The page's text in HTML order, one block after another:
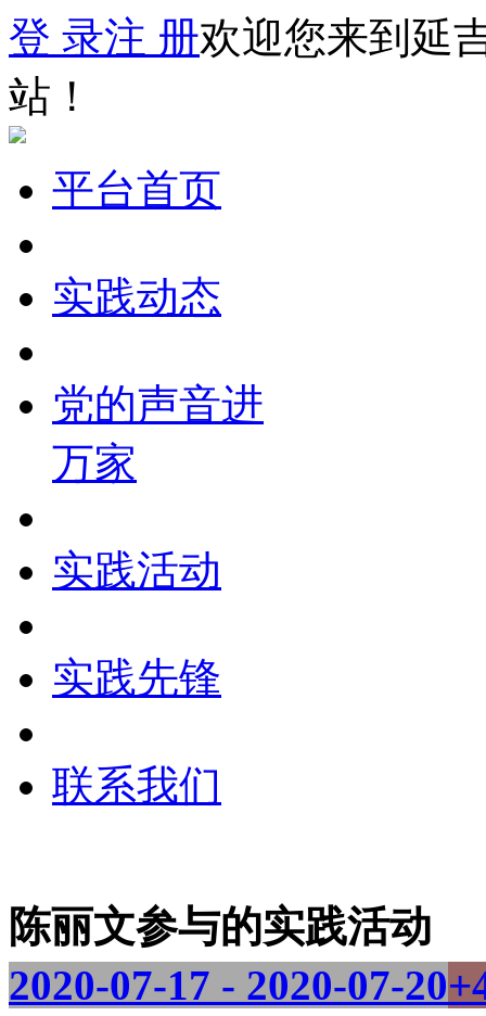
登 录注 册欢迎您来到延
站！
平台首页
实践动态
党的声音进
万家
实践活动
实践先锋
联系我们
陈丽文参与的实践活动
2020-07-17 - 2020-07-20